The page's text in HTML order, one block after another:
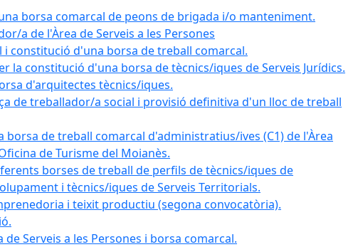
borsa comarcal de peons de brigada i/o manteniment.
a de l'Àrea de Serveis a les Persones
constitució d'una borsa de treball comarcal.
la constitució d'una borsa de tècnics/iques de Serveis Jurídics.
d'arquitectes tècnics/iques.
de treballador/a social i provisió definitiva d'un lloc de treball
de treball comarcal d'administratius/ives (C1) de l'Àrea
de Turisme del Moianès.
borses de treball de perfils de tècnics/iques de
i tècnics/iques de Serveis Territorials.
i teixit productiu (segona convocatòria).
Serveis a les Persones i borsa comarcal.